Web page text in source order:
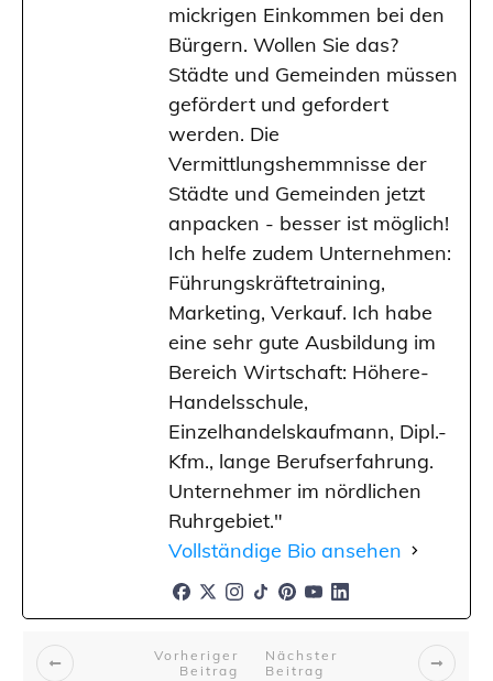
mickrigen Einkommen bei den
Bürgern. Wollen Sie das?
Städte und Gemeinden müssen
gefördert und gefordert
werden. Die
Vermittlungshemmnisse der
Städte und Gemeinden jetzt
anpacken - besser ist möglich!
Ich helfe zudem Unternehmen:
Führungskräftetraining,
Marketing, Verkauf. Ich habe
eine sehr gute Ausbildung im
Bereich Wirtschaft: Höhere-
Handelsschule,
Einzelhandelskaufmann, Dipl.-
Kfm., lange Berufserfahrung.
Unternehmer im nördlichen
Ruhrgebiet."
Vollständige Bio ansehen
Vorheriger
Beitrag
Nächster
Beitrag